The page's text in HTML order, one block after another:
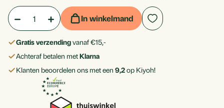
Aantal:
Hoeveelheid
verlagen
van
Vitamine
D3
Hoeveelheid
verhogen
van
Vitamine
D3
Vegan
25
In winkelmand
Gratis verzendingvanaf €15,-
Achteraf betalen metKlarna
Klanten beoordelen ons met een 9,2op Kiyoh!